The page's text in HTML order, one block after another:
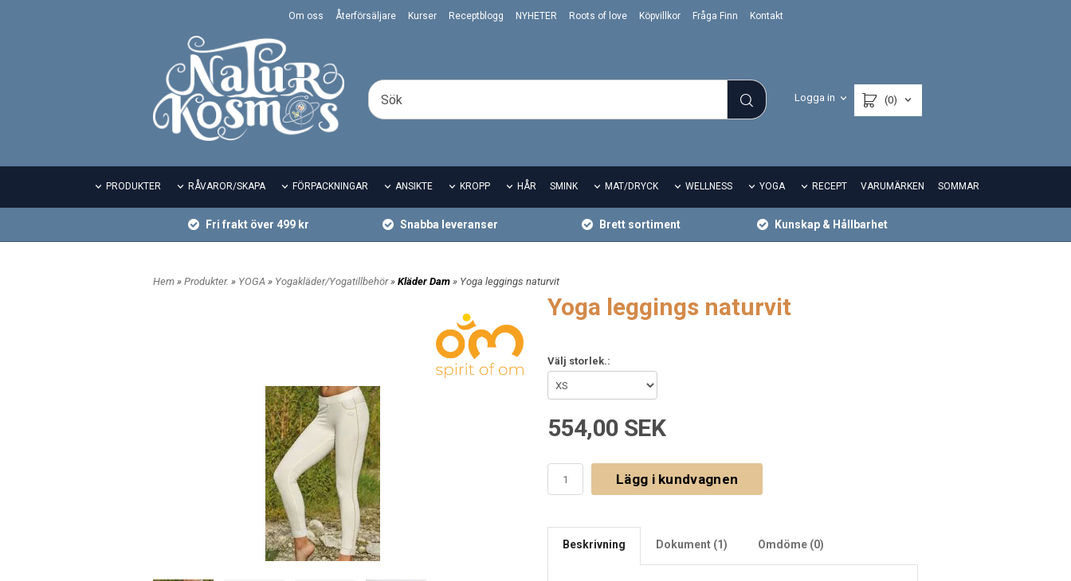
Om oss Återförsäljare Kurser Receptblogg NYHETER Roots of love Köpvillkor Fråga Finn Kontakt
Logga in (0)
PRODUKTER RÅVAROR/SKAPA FÖRPACKNINGAR ANSIKTE KROPP HÅR SMINK MAT/DRYCK WELLNESS YOGA RECEPT VARUMÄRKEN SOMMAR
Fri frakt över 499 kr Snabba leveranser Brett sortiment Kunskap & Hållbarhet
Hem » Produkter. » YOGA » Yogakläder/Yogatillbehör» Kläder Dam » Yoga leggings naturvit
Yoga leggings naturvit
Välj storlek.:
554,00 SEK
Lägg i kundvagnen
Beskrivning Dokument (1) Omdöme (0)